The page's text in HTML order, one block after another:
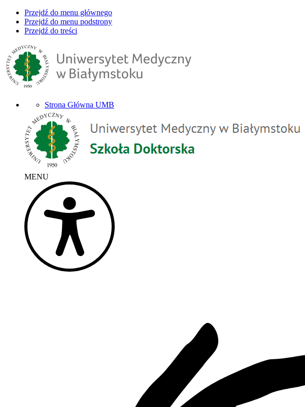
Przejdź do menu głównego
Przejdź do menu podstrony
Przejdź do treści
Strona Główna UMB
MENU